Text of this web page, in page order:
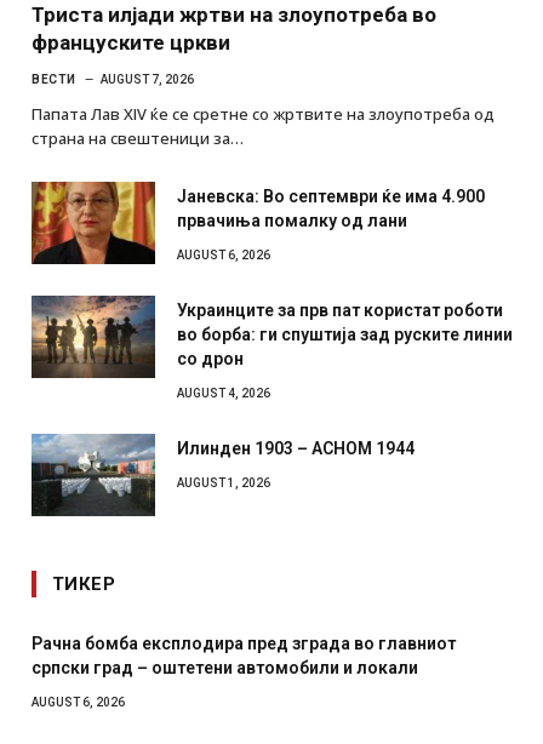
Триста илјади жртви на злоупотреба во
француските цркви
ВЕСТИ AUGUST 7, 2026
Папата Лав XIV ќе се сретне со жртвите на злоупотреба од
страна на свештеници за…
Јаневска: Во септември ќе има 4.900
првачиња помалку од лани
AUGUST 6, 2026
Украинците за прв пат користат роботи
во борба: ги спуштија зад руските линии
со дрон
AUGUST 4, 2026
Илинден 1903 – АСНОМ 1944
AUGUST 1, 2026
ТИКЕР
Рачна бомба експлодира пред зграда во главниот
српски град – оштетени автомобили и локали
AUGUST 6, 2026